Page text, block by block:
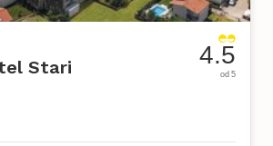
Stari
ljubimac
4.5
od 5